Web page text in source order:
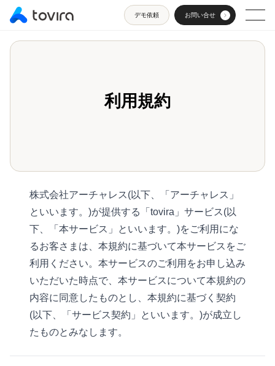
toviraについて
サポート体制
運営会社
コアアナリティクスとは
料金体系
機能
企業アクセス分析機能
業種別・企業規模別ヒートマップ
パワーポイント形式レポート自動作成
概要説明
営業AIエージェント
スコアリング
料金体系
機能
紙DM自動送付
顧客とつながる
概要
業務効率化を実現
顧客体験改善・営業力改善
料金体系
デモ依頼 お問い合せ
利用規約
株式会社アーチャレス(以下、「アーチャレス」
といいます。)が提供する「tovira」サービス(以
下、「本サービス」といいます。)をご利用にな
るお客さまは、本規約に基づいて本サービスをご
利用ください。本サービスのご利用をお申し込み
いただいた時点で、本サービスについて本規約の
内容に同意したものとし、本規約に基づく契約
(以下、「サービス契約」といいます。)が成立し
たものとみなします。